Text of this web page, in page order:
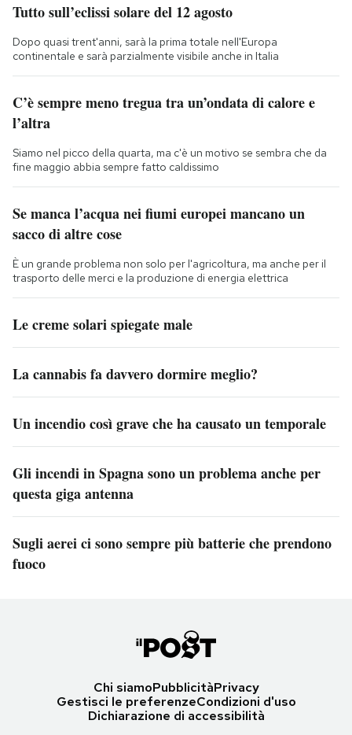
Tutto sull’eclissi solare del 12 agosto
Dopo quasi trent'anni, sarà la prima totale nell'Europa
continentale e sarà parzialmente visibile anche in Italia
C’è sempre meno tregua tra un’ondata di calore e
l’altra
Siamo nel picco della quarta, ma c'è un motivo se sembra che da
fine maggio abbia sempre fatto caldissimo
Se manca l’acqua nei fiumi europei mancano un
sacco di altre cose
È un grande problema non solo per l'agricoltura, ma anche per il
trasporto delle merci e la produzione di energia elettrica
Le creme solari spiegate male
La cannabis fa davvero dormire meglio?
Un incendio così grave che ha causato un temporale
Gli incendi in Spagna sono un problema anche per
questa giga antenna
Sugli aerei ci sono sempre più batterie che prendono
fuoco
Chi siamoPubblicitàPrivacy
Gestisci le preferenzeCondizioni d'uso
Dichiarazione di accessibilità